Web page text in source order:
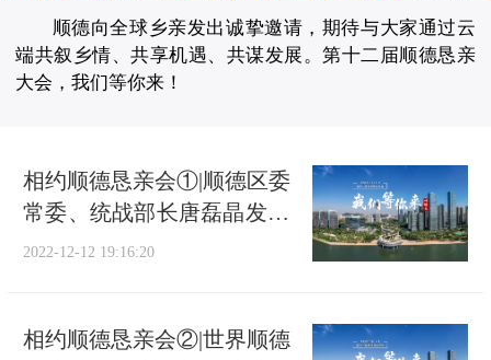
顺德向全球乡亲发出诚挚邀请，期待与大家通过云
端共叙乡情、共享机遇、共谋发展。第十二届顺德恳亲
大会，我们等你来！
相约顺德恳亲会①|顺德区委
常委、统战部长唐磊晶发出
邀请
2022-12-12 19:16:20
相约顺德恳亲会②|世界顺德